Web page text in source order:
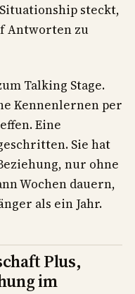
steckt,
Antworten zu
Talking Stage.
Kennenlernen per
Eine
Sie hat
nur ohne
Wochen dauern,
als ein Jahr.
Plus,
im